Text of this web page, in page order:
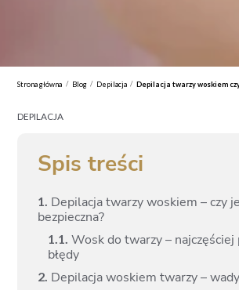
Strona główna / Blog / Depilacja / Depilacja twarzy woskiem
DEPILACJA
Spis treści
1.
Depilacja twarzy woskiem – czy
bezpieczna?
1. 1.
Wosk do twarzy – najczęściej
błędy
2. Depilacja woskiem twarzy –